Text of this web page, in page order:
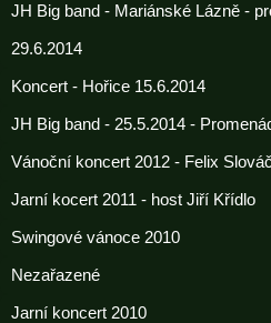
JH Big band - Mariánské Lázně -
29.6.2014
Koncert - Hořice 15.6.2014
JH Big band - 25.5.2014 -
Vánoční koncert 2012 - Felix
Jarní kocert 2011 - host Jiří Křídlo
Swingové vánoce 2010
Nezařazené
Jarní koncert 2010